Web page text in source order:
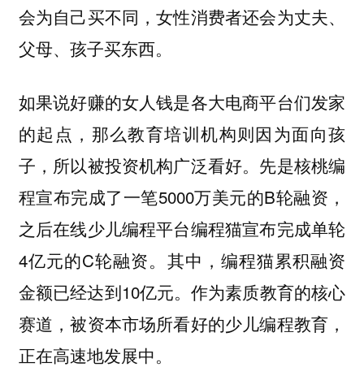
会为自己买不同，女性消费者还会为丈夫、
父母、孩子买东西。
如果说好赚的女人钱是各大电商平台们发家
的起点，那么教育培训机构则因为面向孩
子，所以被投资机构广泛看好。先是核桃编
程宣布完成了一笔5000万美元的B轮融资，
之后在线少儿编程平台编程猫宣布完成单轮
4亿元的C轮融资。其中，编程猫累积融资
金额已经达到10亿元。作为素质教育的核心
赛道，被资本市场所看好的少儿编程教育，
正在高速地发展中。